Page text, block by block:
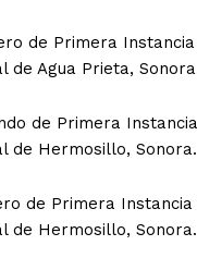
de Primera
de Agua Prieta,
de Primera
de Hermosillo, Sonora.
de Primera
de Hermosillo, Sonora.